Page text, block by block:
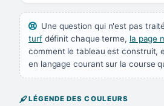
Une question qui n'est pas
turfdéfinit chaque terme, la page
comment le tableau est construit,
en langage courant sur la course
LÉGENDE DES COULEURS